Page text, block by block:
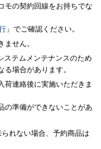
モの契約回線をお持ちでな
」でご確認ください。
せん。
ステムメンテナンスのため
場合があります。
荷連絡後に実施いただきま
の準備ができないことがあ
れない場合、予約商品は